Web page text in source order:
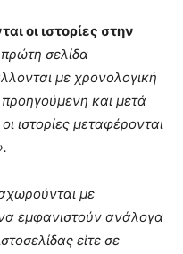
οι ιστορίες στην
πρώτη σελίδα
με χρονολογική
προηγούμενη και μετά
ιστορίες μεταφέρονται
με
εμφανιστούν ανάλογα
είτε σε